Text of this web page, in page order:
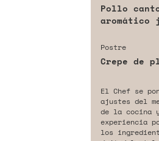
Pollo
aromático
Postre
Crepe de
El Chef se
ajustes del
de la cocina
experiencia
los